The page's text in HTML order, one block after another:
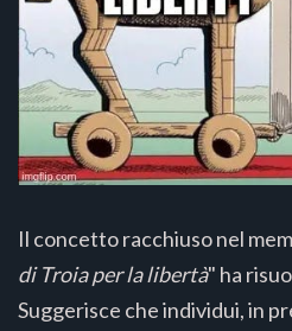
Il concetto racchiuso nel
di Troia per la libertà" ha
Suggerisce che individui, in